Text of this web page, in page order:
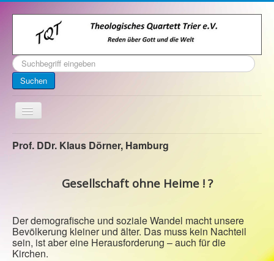
Suchen
...
Suchen
Toggle
Navigation
Startseite
Archiv
Impressum
Prof. DDr. Klaus Dörner, Hamburg
Gesellschaft ohne Heime ! ?
Der demografische und soziale Wandel macht unsere
Bevölkerung kleiner und älter. Das muss kein Nachteil
sein, ist aber eine Herausforderung – auch für die
Kirchen.